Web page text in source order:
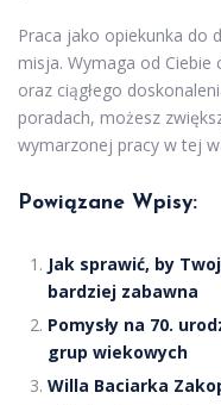
Praca jako opiekunka do
misja. Wymaga od
oraz ciągłego
poradach, możesz
wymarzonej pracy w tej
Powiązane Wpisy:
Jak sprawić, by
bardziej zabawna
Pomysły na 70.
grup wiekowych
Willa Baciarka